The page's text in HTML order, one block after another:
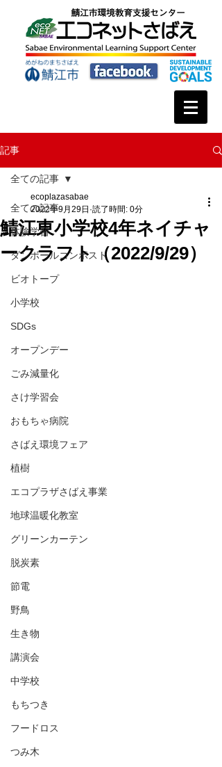
記事
全ての記事
体験学習
ダンボールコンポスト
ビオトープ
小学校
SDGs
オープンデー
ごみ減量化
さけ学習会
おもちゃ病院
さばえ環境フェア
植樹
エコプラザさばえ事業
地球温暖化教室
グリーンカーテン
脱炭素
節電
野鳥
生き物
講演会
中学校
もちつき
フードロス
つみ木
全ての記事
鯖江東小学校4年ネイチャ
ークラフト（2022/9/29）
ecoplazasabae
2022年9月29日 読了時間: 0分